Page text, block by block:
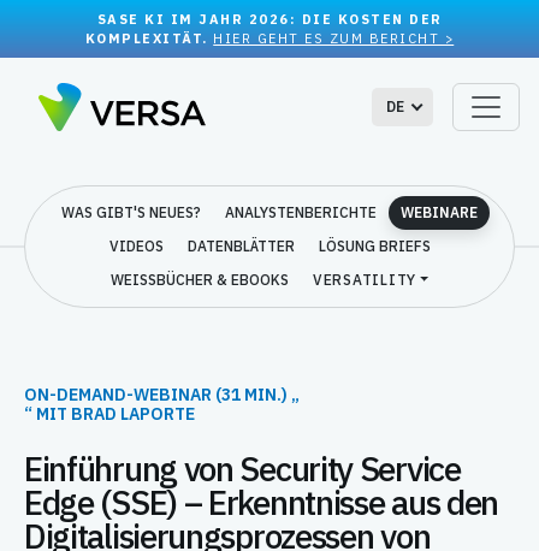
SASE KI IM JAHR 2026: DIE KOSTEN DER
KOMPLEXITÄT. HIER GEHT ES ZUM BERICHT >
DE
WAS GIBT'S NEUES? ANALYSTENBERICHTE
WEBINARE
VIDEOS
DATENBLÄTTER
LÖSUNG BRIEFS
WEISSBÜCHER & EBOOKS
VERSATILITY
ON-DEMAND-WEBINAR (31 MIN.) „
“ MIT BRAD LAPORTE
Einführung von Security Service
Edge (SSE) – Erkenntnisse aus den
Digitalisierungsprozessen von